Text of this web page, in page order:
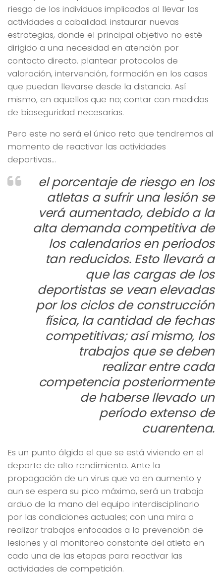
riesgo de los individuos implicados al llevar las
actividades a cabalidad. instaurar nuevas
estrategias, donde el principal objetivo no esté
dirigido a una necesidad en atención por
contacto directo. plantear protocolos de
valoración, intervención, formación en los casos
que puedan llevarse desde la distancia. Así
mismo, en aquellos que no; contar con medidas
de bioseguridad necesarias.
Pero este no será el único reto que tendremos al
momento de reactivar las actividades
deportivas…
el porcentaje de riesgo en los
atletas a sufrir una lesión se
verá aumentado, debido a la
alta demanda competitiva de
los calendarios en periodos
tan reducidos. Esto llevará a
que las cargas de los
deportistas se vean elevadas
por los ciclos de construcción
física, la cantidad de fechas
competitivas; así mismo, los
trabajos que se deben
realizar entre cada
competencia posteriormente
de haberse llevado un
período extenso de
cuarentena.
Es un punto álgido el que se está viviendo en el
deporte de alto rendimiento. Ante la
propagación de un virus que va en aumento y
aun se espera su pico máximo, será un trabajo
arduo de la mano del equipo interdisciplinario
por las condiciones actuales; con una mira a
realizar trabajos enfocados a la prevención de
lesiones y al monitoreo constante del atleta en
cada una de las etapas para reactivar las
actividades de competición.